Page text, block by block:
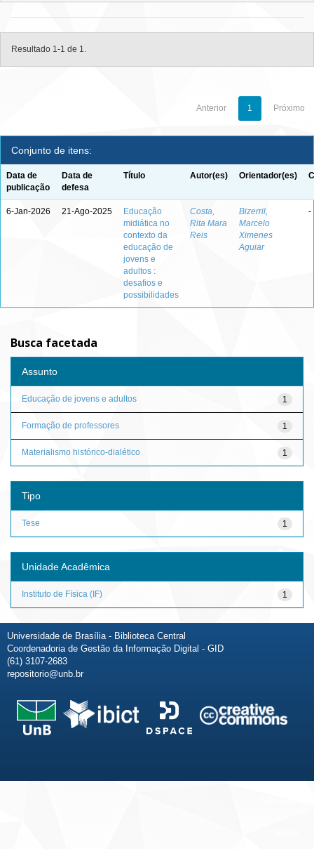
Resultado 1-1 de 1.
Anterior 1 Próximo
Conjunto de itens:
Data de
publicação
Data de
defesa
Título Autor(es) Orientador(es)
6-Jan-2026 21-Ago-2025
Educação
midiática no
contexto da
educação de
jovens e
adultos :
desafios e
possibilidades
Costa,
Rita Mara
Reis
Bizerril,
Marcelo
Ximenes
Aguiar
-
Busca facetada
Assunto
1
Educação de jovens e adultos
1
Formação de professores
1
Materialismo histórico-dialético
Tipo
1
Tese
Unidade Acadêmica
1
Instituto de Física (IF)
Universidade de Brasília - Biblioteca Central
Coordenadoria de Gestão da Informação Digital - GID
(61) 3107-2683
repositorio@unb.br